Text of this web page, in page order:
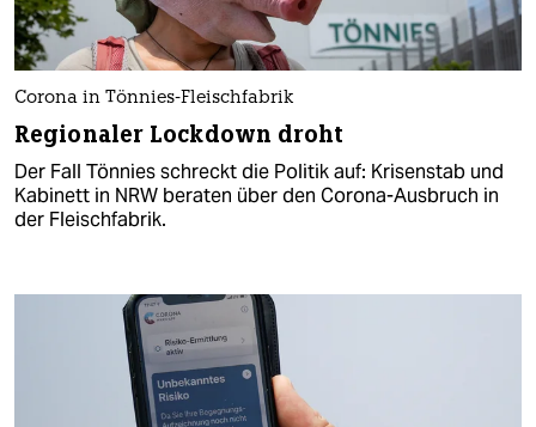
Corona in Tönnies-Fleischfabrik
Regionaler Lockdown droht
Der Fall Tönnies schreckt die Politik auf: Krisenstab und
Kabinett in NRW beraten über den Corona-Ausbruch in
der Fleischfabrik.